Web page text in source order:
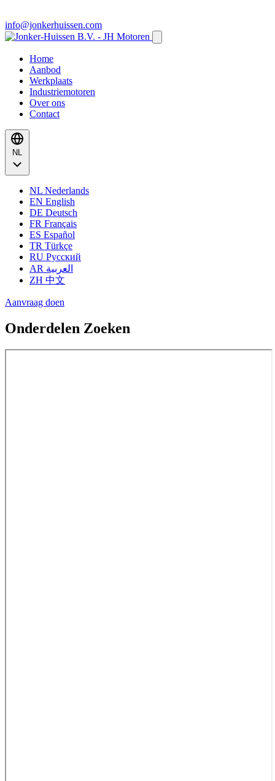
info@jonkerhuissen.com
Home
Aanbod
Werkplaats
Industriemotoren
Over ons
Contact
NL
NL Nederlands
EN English
DE Deutsch
FR Français
ES Español
TR Türkçe
RU Русский
AR العربية
ZH 中文
Aanvraag doen
Onderdelen Zoeken